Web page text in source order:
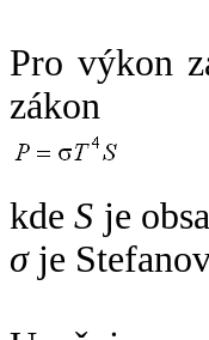
Pro výkon
zákon
kdeS je
σje